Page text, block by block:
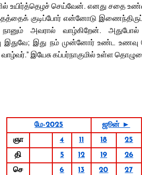
உயிர்த்தெழச் செய்வேன். எனது சதை
குடிப்போர் என்னோடு
அவரால் வாழ்கிறேன்.
இதுவே; இது நம் முன்னோர் உண்ட
இயேசு கப்பர்நாகுமில் உள்ள
மே-2025
ஜூன் ►
ஞா
4 11 18
25
தி
5 12 19
26
செ
6 13 20
27